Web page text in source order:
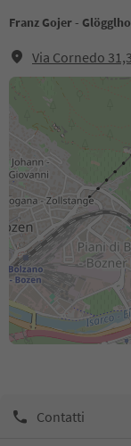
Franz Gojer -
Via Cornedo
Contatti